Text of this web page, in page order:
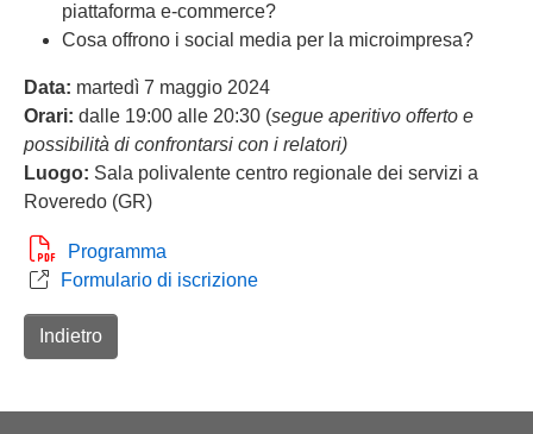
piattaforma e-commerce?
Cosa offrono i social media per la microimpresa?
Data: martedì 7 maggio 2024
Orari: dalle 19:00 alle 20:30 (segue aperitivo offerto e
possibilità di confrontarsi con i relatori)
Luogo: Sala polivalente centro regionale dei servizi a
Roveredo (GR)
Programma
Formulario di iscrizione
Indietro